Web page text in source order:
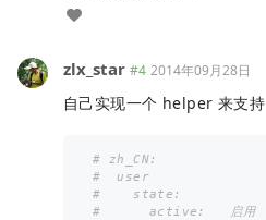
zlx_star #4 2014年09月28日
自己实现一个 helper 来支持
# zh_CN:
#  user
#    state:
#      active:   启用